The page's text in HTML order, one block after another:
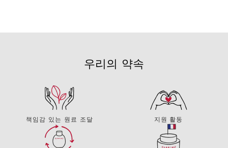
우리의 약속
책임감 있는 원료 조달 지원 활동